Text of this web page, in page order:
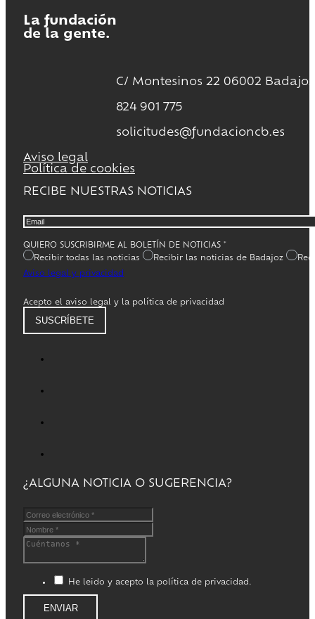
La fundación
de la gente.
C/ Montesinos 22 06002 Badajoz
824 901 775
solicitudes@fundacioncb.es
Aviso legal
Política de cookies
RECIBE NUESTRAS NOTICIAS
QUIERO SUSCRIBIRME AL BOLETÍN DE NOTICIAS *
Recibir todas las noticias
Recibir las noticias de Badajoz
Aviso legal y privacidad
Acepto el aviso legal y la política de privacidad
SUSCRÍBETE
¿ALGUNA NOTICIA O SUGERENCIA?
He leido y acepto la política de privacidad.
ENVIAR